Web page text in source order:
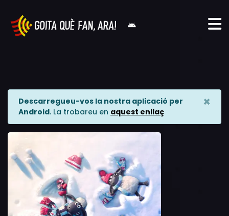
Descarregueu-vos la nostra aplicació per
Android. La trobareu en aquest enllaç
×